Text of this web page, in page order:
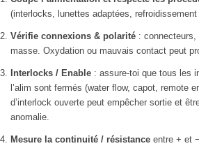
(interlocks, lunettes adaptées,
Vérifie connexions & polarité :
masse. Oxydation ou mauvais contact peut
Interlocks / Enable : assure-toi que tous les
l’alim sont fermés (water flow, capot, remote
d’interlock ouverte peut empêcher sortie et
anomalie.
Mesure la continuité / résistance entre + et